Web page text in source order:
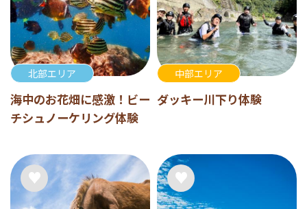
北部エリア
海中のお花畑に感激！ビー
チシュノーケリング体験
中部エリア
ダッキー川下り体験